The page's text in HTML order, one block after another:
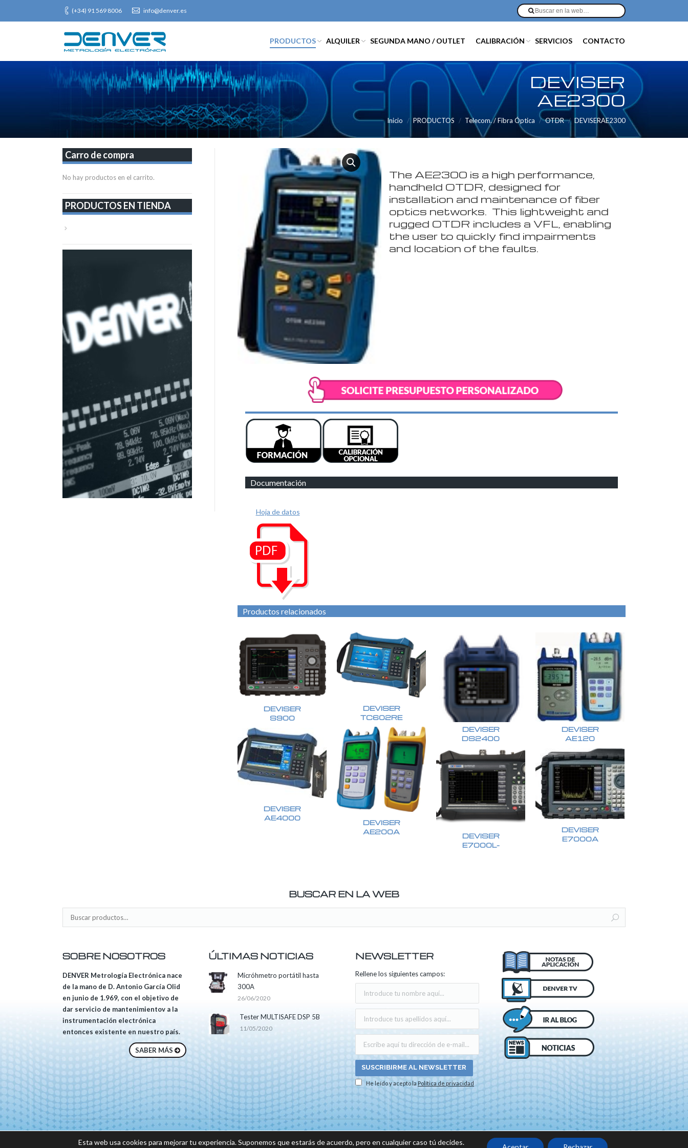
(+34) 91 569 8006 info@denver.es
PRODUCTOS ALQUILER SEGUNDA MANO / OUTLET CALIBRACIÓN SERVICIOS CONTACTO
DEVISER
AE2300
Inicio PRODUCTOS Telecom. / Fibra Óptica OTDR DEVISERAE2300
The AE2300 is a high performance,
handheld OTDR, designed for
installation and maintenance of fiber
optics networks. This lightweight and
rugged OTDR includes a VFL, enabling
the user to quickly find impairments
and location of the faults.
Documentación
Hoja de datos
Productos relacionados
DEVISER
S900
DEVISER
TC602RE
DEVISER
DS2400
DEVISER
AE120
DEVISER
AE200A
DEVISER
AE4000
DEVISER
E7000L-
DEVISER
E7000A
Carro de compra
No hay productos en el carrito.
PRODUCTOS EN TIENDA
BUSCAR EN LA WEB
SOBRE NOSOTROS
DENVER Metrología Electrónica nace
de la mano de D. Antonio García Olid
en junio de 1.969, con el objetivo de
dar servicio de mantenimientov a la
instrumentación electrónica
entonces existente en nuestro país.
SABER MÁS
ÚLTIMAS NOTICIAS
Micróhmetro portátil hasta
300A
26/06/2020
Tester MULTISAFE DSP 5B
11/05/2020
NEWSLETTER
Rellene los siguientes campos:
He leído y acepto la Política de privacidad
Esta web usa cookies para mejorar tu experiencia. Suponemos que estarás de acuerdo, pero en cualquier caso tú decides.